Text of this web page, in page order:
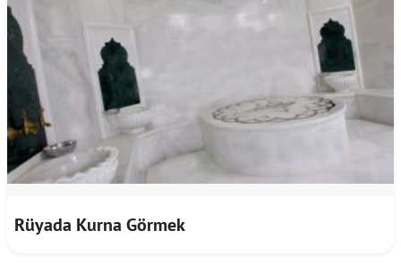
Rüyada Kurna Görmek